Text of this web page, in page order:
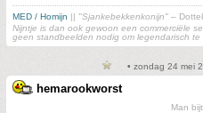
MED / Homijn || "Sjankebekkenkonijn" –
Nijntje is dan ook gewoon een commerciële
geen standbeelden nodig om legendarisch te
• zondag 24 mei
hemarookworst
Man